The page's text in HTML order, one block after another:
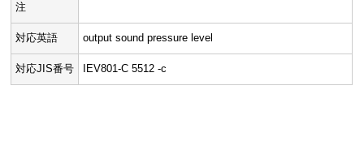
注
対応英語 output sound pressure level
対応JIS番号 IEV801-C 5512 -c